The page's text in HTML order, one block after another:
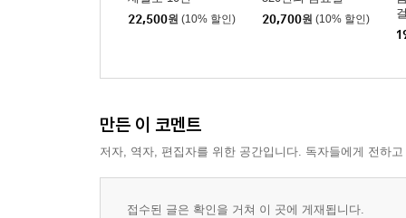
22,500원 (10% 할인) 20,700원 (10% 할인)
만든 이 코멘트
저자, 역자, 편집자를 위한 공간입니다. 독자들에게 전하
접수된 글은 확인을 거쳐 이 곳에 게재됩니다.